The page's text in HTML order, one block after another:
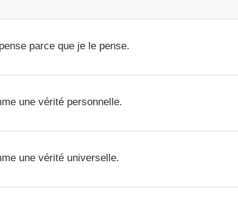
parce que je le pense.
une vérité personnelle.
une vérité universelle.